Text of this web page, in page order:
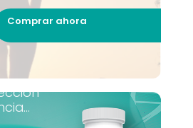
Comprar ahora